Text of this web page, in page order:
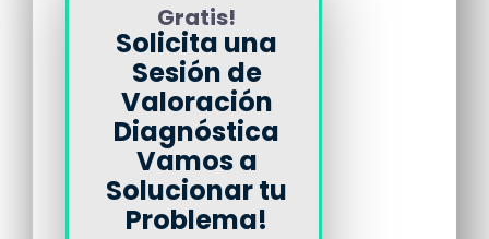
Gratis!
Solicita una
Sesión de
Valoración
Diagnóstica
Vamos a
Solucionar tu
Problema!